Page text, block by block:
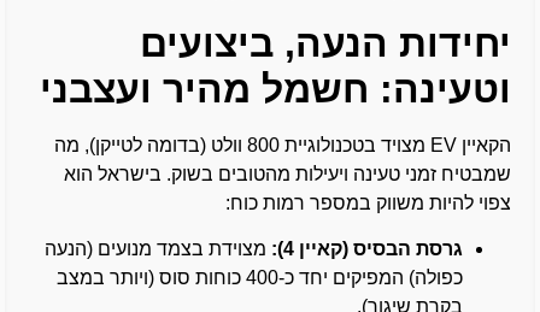
יחידות הנעה, ביצועים
וטעינה: חשמל מהיר ועצבני
הקאיין EV מצויד בטכנולוגיית 800 וולט (בדומה לטייקן), מה
שמבטיח זמני טעינה ויעילות מהטובים בשוק. בישראל הוא
צפוי להיות משווק במספר רמות כוח:
גרסת הבסיס (קאיין 4):
מצוידת בצמד מנועים (הנעה
כפולה) המפיקים יחד כ-400 כוחות סוס (ויותר במצב
בקרת שיגור).